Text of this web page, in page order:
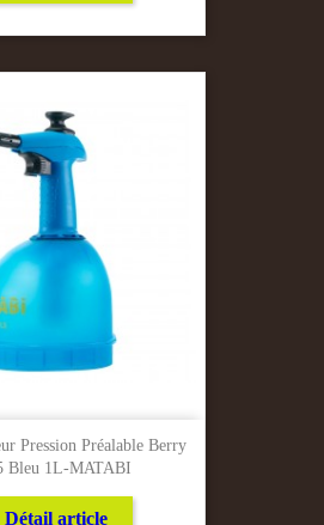
Pression Préalable Berry
Bleu 1L-MATABI
Détail article